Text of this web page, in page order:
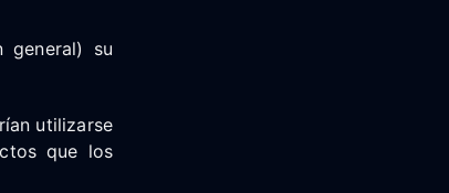
general) su
utilizarse
que los